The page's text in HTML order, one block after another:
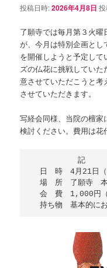
投稿日時:2026年4月8日
了願寺では毎月第３火
が、今月は特別企画とし
を開催しようと予定し
ズの仏花に挑戦してい
意させていただこうと
させていただきます。
写経会同様、当院の檀
検討ください。費用は花
記
日　時　4月21日（
場　所　了願寺　
会　費　1,000円（